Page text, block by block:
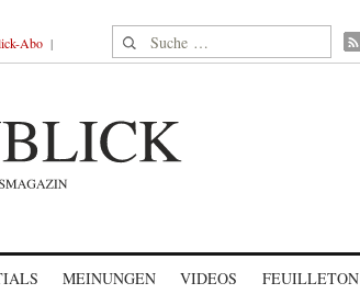
Abo Suche nach:
MEINUNGEN VIDEOS FEUILLETON